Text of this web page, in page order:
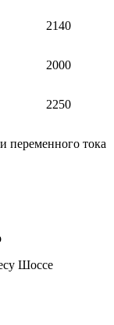
2140
2000
2250
переменного тока
Шоссе